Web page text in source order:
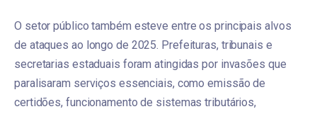
O setor público também esteve entre os principais alvos
de ataques ao longo de 2025. Prefeituras, tribunais e
secretarias estaduais foram atingidas por invasões que
paralisaram serviços essenciais, como emissão de
certidões, funcionamento de sistemas tributários,